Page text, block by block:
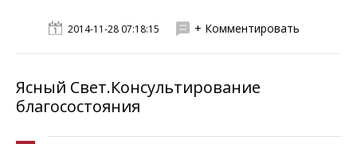
2014-11-28 07:18:15 + Комментировать
Ясный Свет.Консультирование
благосостояния